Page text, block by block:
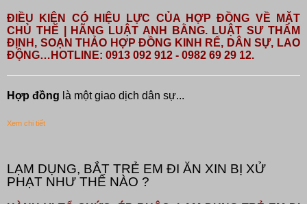
ĐIỀU KIỆN CÓ HIỆU LỰC CỦA HỢP ĐỒNG VỀ MẶT
CHỦ THỂ | HÃNG LUẬT ANH BẰNG. LUẬT SƯ THẨM
ĐỊNH, SOẠN THẢO HỢP ĐỒNG KINH RẾ, DÂN SỰ, LAO
ĐỘNG…HOTLINE: 0913 092 912 - 0982 69 29 12.
Hợp đồng là một giao dịch dân sự...
Xem chi tiết
LẠM DỤNG, BẮT TRẺ EM ĐI ĂN XIN BỊ XỬ
PHẠT NHƯ THẾ NÀO ?